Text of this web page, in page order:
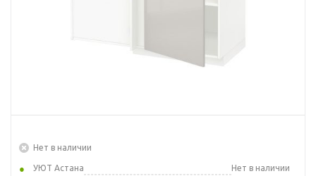
Нет в наличии
УЮТ Астана
Нет в наличии